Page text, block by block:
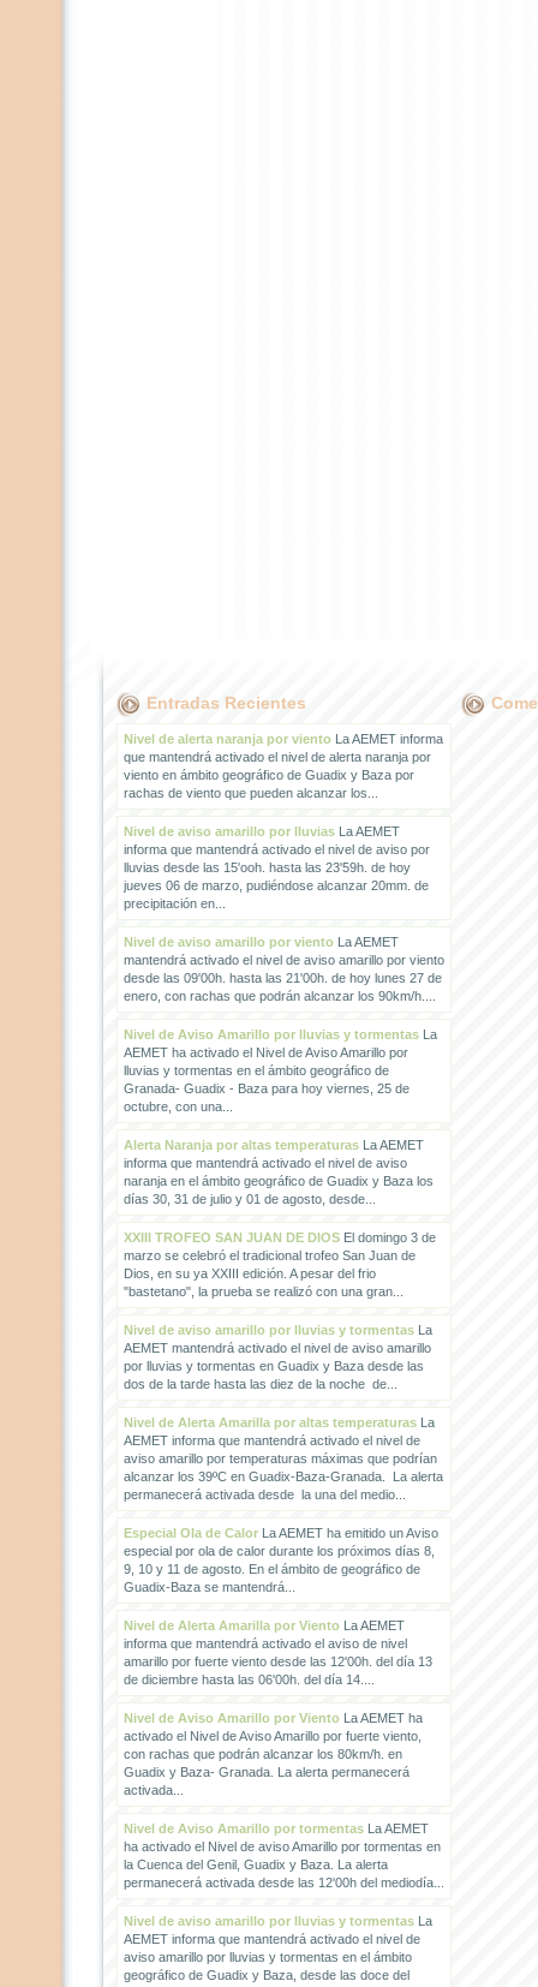
Entradas Recientes
Nivel de alerta naranja por vientoLa AEMET informa
que mantendrá activado el nivel de alerta naranja por
viento en ámbito geográfico de Guadix y Baza por
rachas de viento que pueden alcanzar los...
Nivel de aviso amarillo por lluviasLa AEMET
informa que mantendrá activado el nivel de aviso por
lluvias desde las 15'ooh. hasta las 23'59h. de hoy
jueves 06 de marzo, pudiéndose alcanzar 20mm. de
precipitación en...
Nivel de aviso amarillo por vientoLa AEMET
mantendrá activado el nivel de aviso amarillo por viento
desde las 09'00h. hasta las 21'00h. de hoy lunes 27 de
enero, con rachas que podrán alcanzar los 90km/h....
Nivel de Aviso Amarillo por lluvias y tormentasLa
AEMET ha activado el Nivel de Aviso Amarillo por
lluvias y tormentas en el ámbito geográfico de
Granada- Guadix - Baza para hoy viernes, 25 de
octubre, con una...
Alerta Naranja por altas temperaturasLa AEMET
informa que mantendrá activado el nivel de aviso
naranja en el ámbito geográfico de Guadix y Baza los
días 30, 31 de julio y 01 de agosto, desde...
XXIII TROFEO SAN JUAN DE DIOSEl domingo 3 de
marzo se celebró el tradicional trofeo San Juan de
Dios, en su ya XXIII edición. A pesar del frio
"bastetano", la prueba se realizó con una gran...
Nivel de aviso amarillo por lluvias y tormentasLa
AEMET mantendrá activado el nivel de aviso amarillo
por lluvias y tormentas en Guadix y Baza desde las
dos de la tarde hasta las diez de la noche de...
Nivel de Alerta Amarilla por altas temperaturasLa
AEMET informa que mantendrá activado el nivel de
aviso amarillo por temperaturas máximas que podrían
alcanzar los 39ºC en Guadix-Baza-Granada. La alerta
permanecerá activada desde la una del medio...
Especial Ola de CalorLa AEMET ha emitido un Aviso
especial por ola de calor durante los próximos días 8,
9, 10 y 11 de agosto. En el ámbito de geográfico de
Guadix-Baza se mantendrá...
Nivel de Alerta Amarilla por VientoLa AEMET
informa que mantendrá activado el aviso de nivel
amarillo por fuerte viento desde las 12'00h. del día 13
de diciembre hasta las 06'00h. del día 14....
Nivel de Aviso Amarillo por VientoLa AEMET ha
activado el Nivel de Aviso Amarillo por fuerte viento,
con rachas que podrán alcanzar los 80km/h. en
Guadix y Baza- Granada. La alerta permanecerá
activada...
Nivel de Aviso Amarillo por tormentasLa AEMET
ha activado el Nivel de aviso Amarillo por tormentas en
la Cuenca del Genil, Guadix y Baza. La alerta
permanecerá activada desde las 12'00h del mediodía...
Nivel de aviso amarillo por lluvias y tormentasLa
AEMET informa que mantendrá activado el nivel de
aviso amarillo por lluvias y tormentas en el ámbito
geográfico de Guadix y Baza, desde las doce del